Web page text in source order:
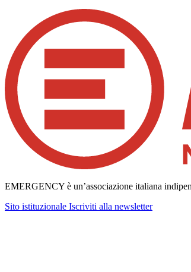
EMERGENCY è un’associazione italiana
Sito istituzionale Iscriviti alla newsletter